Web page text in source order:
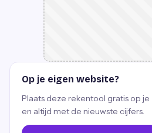
Op je eigen website?
Plaats deze rekentool gratis op
en altijd met de nieuwste cijfers.